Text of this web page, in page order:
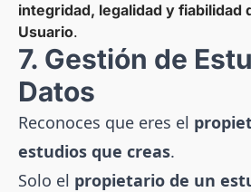
integridad, legalidad y fiabilidad
Usuario.
7. Gestión de
Datos
Reconoces que eres el
estudios que creas.
Solo el propietario de un